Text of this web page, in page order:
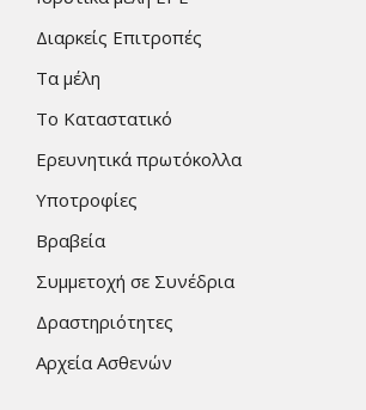
Διαρκείς Επιτροπές
Τα μέλη
Το Καταστατικό
Ερευνητικά πρωτόκολλα
Υποτροφίες
Βραβεία
Συμμετοχή σε Συνέδρια
Δραστηριότητες
Αρχεία Ασθενών